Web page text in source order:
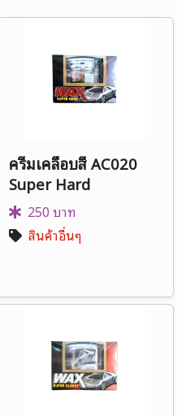
ครีมเคลือบสี AC020
Super Hard
250 บาท
สินค้าอื่นๆ